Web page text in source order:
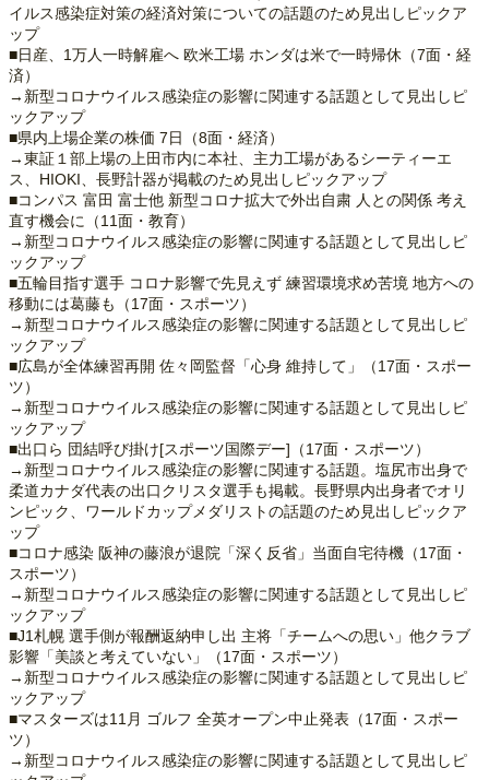
イルス感染症対策の経済対策についての話題のため見出しピックア
ップ
■日産、1万人一時解雇へ 欧米工場 ホンダは米で一時帰休（7面・経
済）
→新型コロナウイルス感染症の影響に関連する話題として見出しピ
ックアップ
■県内上場企業の株価 7日（8面・経済）
→東証１部上場の上田市内に本社、主力工場があるシーティーエ
ス、HIOKI、長野計器が掲載のため見出しピックアップ
■コンパス 富田 富士他 新型コロナ拡大で外出自粛 人との関係 考え
直す機会に（11面・教育）
→新型コロナウイルス感染症の影響に関連する話題として見出しピ
ックアップ
■五輪目指す選手 コロナ影響で先見えず 練習環境求め苦境 地方への
移動には葛藤も（17面・スポーツ）
→新型コロナウイルス感染症の影響に関連する話題として見出しピ
ックアップ
■広島が全体練習再開 佐々岡監督「心身 維持して」（17面・スポー
ツ）
→新型コロナウイルス感染症の影響に関連する話題として見出しピ
ックアップ
■出口ら 団結呼び掛け[スポーツ国際デー]（17面・スポーツ）
→新型コロナウイルス感染症の影響に関連する話題。塩尻市出身で
柔道カナダ代表の出口クリスタ選手も掲載。長野県内出身者でオリ
ンピック、ワールドカップメダリストの話題のため見出しピックア
ップ
■コロナ感染 阪神の藤浪が退院「深く反省」当面自宅待機（17面・
スポーツ）
→新型コロナウイルス感染症の影響に関連する話題として見出しピ
ックアップ
■J1札幌 選手側が報酬返納申し出 主将「チームへの思い」他クラブ
影響「美談と考えていない」（17面・スポーツ）
→新型コロナウイルス感染症の影響に関連する話題として見出しピ
ックアップ
■マスターズは11月 ゴルフ 全英オープン中止発表（17面・スポー
ツ）
→新型コロナウイルス感染症の影響に関連する話題として見出しピ